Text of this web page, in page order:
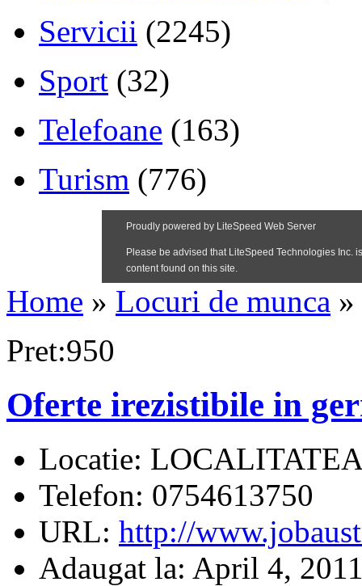
Servicii (2245)
Sport (32)
Telefoane (163)
Turism (776)
Home » Locuri de munca »
Pret:950
Oferte irezistibile in
Locatie:
Telefon: 0754613750
URL: http://
Adaugat la: April 4,